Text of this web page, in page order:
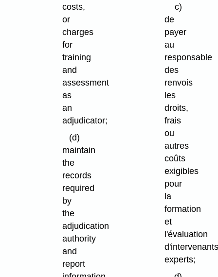
costs,
or
charges
for
training
and
assessment
as
an
adjudicator;
(d)
maintain
the
records
required
by
the
adjudication
authority
and
report
c)
de
payer
au
responsable
des
renvois
les
droits,
frais
ou
autres
coûts
exigibles
pour
la
formation
et
l'évaluation
experts;